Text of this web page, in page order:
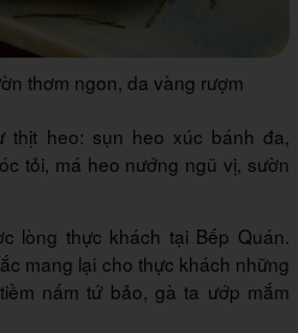
thơm ngon, da vàng rượm
thịt heo: sụn heo xúc bánh đa,
tỏi, má heo nướng ngũ vị, sườn
lòng thực khách tại Bếp Quán.
mang lại cho thực khách những
nấm tứ bảo, gà ta ướp mắm